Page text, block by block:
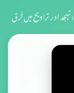
›تہجد اور تراویح میں فرق